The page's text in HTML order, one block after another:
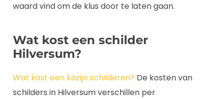
waard vind om de klus door te laten gaan.
Wat kost een schilder
Hilversum?
Wat kost een kozijn schilderen? De kosten van
schilders in Hilversum verschillen per